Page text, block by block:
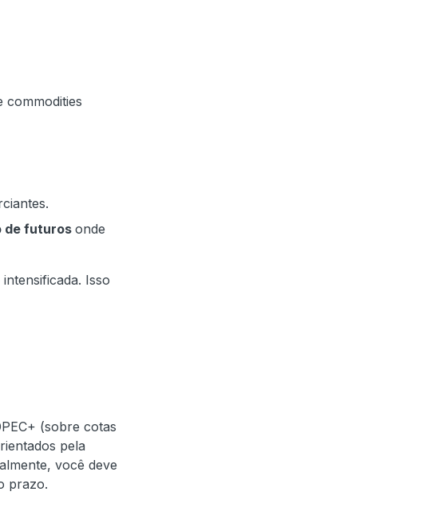
commodities
de futuros onde
Isso
(sobre cotas
pela
você deve
prazo.